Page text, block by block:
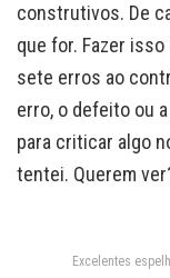
construtivos. De
que for. Fazer
sete erros ao
erro, o defeito ou
para criticar algo
tentei. Querem
Excelentes